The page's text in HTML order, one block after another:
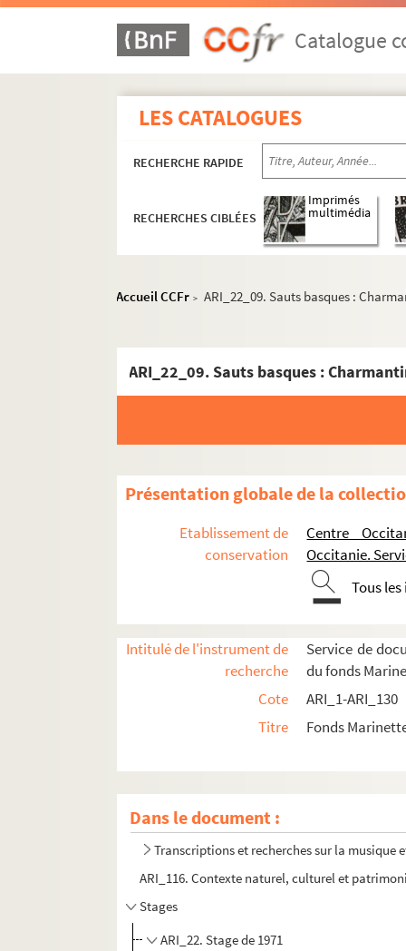
Catalogue
LES CATALOGUES
RECHERCHE RAPIDE
RECHERCHES CIBLÉES
Imprimés
multimédia
Accueil CCFr > ARI_22_09. Sauts basques :
ARI_22_09. Sauts basques :
Présentation globale de la
Etablissement de
conservation
Centre
Occitanie.
Tous
Intitulé de l'instrument de
recherche
Service de
du fonds
Cote
ARI_1-ARI_130
Titre
Fonds
Dans le document :
Transcriptions et recherches sur la musique
ARI_116. Contexte naturel, culturel et
Stages
ARI_22. Stage de 1971